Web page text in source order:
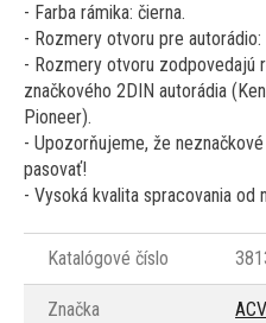
- Farba rámika: čierna.
- Rozmery otvoru pre
- Rozmery otvoru zodpovedajú
značkového 2DIN autorádia
Pioneer).
- Upozorňujeme, že
pasovať!
- Vysoká kvalita spracovania od
Katalógové číslo
Značka ACV